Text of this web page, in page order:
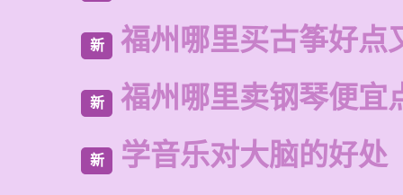
新 福州哪里买古筝好点
新 福州哪里卖钢琴便宜
新 学音乐对大脑的好处